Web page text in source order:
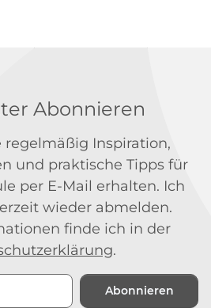
Abonnieren
regelmäßig Inspiration,
und praktische Tipps für
per E-Mail erhalten. Ich
wieder abmelden.
finde ich in der
.
Abonnieren